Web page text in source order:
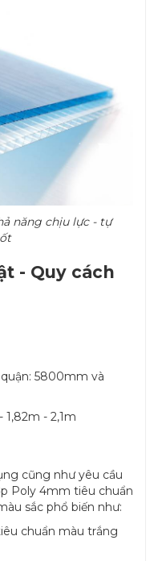
năng chịu lực - tự
- Quy cách
5800mm và
1,82m - 2,1m
cũng như yêu cầu
Poly 4mm tiêu chuẩn
sắc phổ biến như:
chuẩn màu trắng